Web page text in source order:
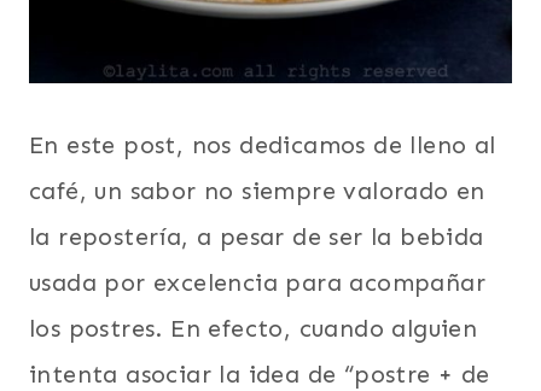
En este post, nos dedicamos de lleno al
café, un sabor no siempre valorado en
la repostería, a pesar de ser la bebida
usada por excelencia para acompañar
los postres. En efecto, cuando alguien
intenta asociar la idea de “postre + de